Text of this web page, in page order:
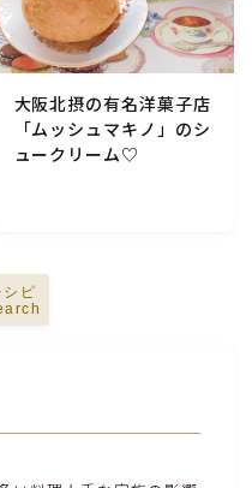
大阪北摂の有名洋菓子店
「ムッシュマキノ」のシ
ュークリーム♡
シピ